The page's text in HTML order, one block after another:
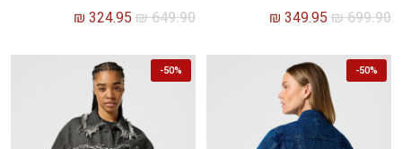
₪699.90
₪ 349.95
₪649.90
₪ 324.95
50%
-
50%
-